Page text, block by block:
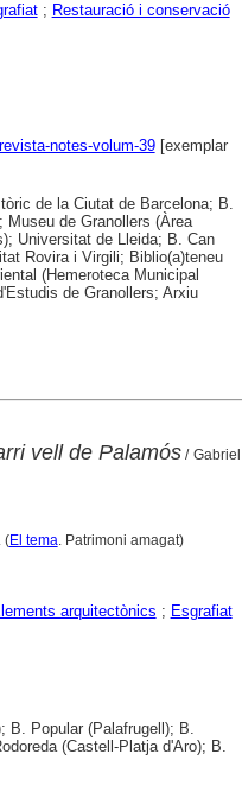
; Restauració i conservació
notes-volum-39[exemplar
de la Ciutat de Barcelona; B.
de Granollers (Àrea
Universitat de Lleida; B. Can
Rovira i Virgili; Biblio(a)teneu
(Hemeroteca Municipal
de Granollers; Arxiu
vell de Palamós / Gabriel
(El tema. Patrimoni amagat)
arquitectònics ; Esgrafiat
B. Popular (Palafrugell); B.
(Castell-Platja d'Aro); B.